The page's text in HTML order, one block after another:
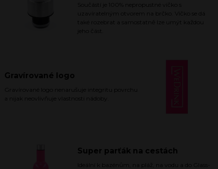
Součástí je 100% nepropustné víčko s
uzavíratelným otvorem na brčko. Víčko se dá
také rozebrat a samostatně lze umýt každou
jeho část.
Gravírované logo
Gravírované logo nenarušuje integritu povrchu
a nijak neovlivňuje vlastnosti nádoby.
Super parťák na cestách
Ideální k bazénům, na pláž, na vodu a do Glass-